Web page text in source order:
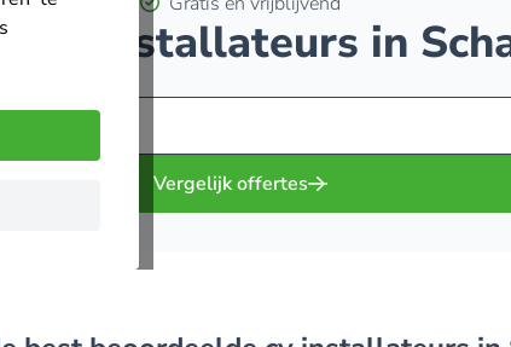
cv installateurs in
Vergelijk offertes